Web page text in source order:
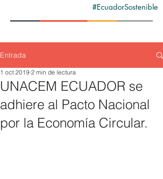
#EcuadorSostenible
Entrada
UNACEM ECUADOR se
adhiere al Pacto Nacional
por la Economía Circular.
1 oct 2019 2 min de lectura